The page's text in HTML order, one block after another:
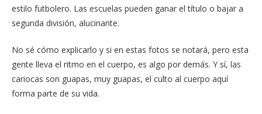
estilo futbolero. Las escuelas pueden ganar el título o bajar a
segunda división, alucinante.
No sé cómo explicarlo y si en estas fotos se notará, pero esta
gente lleva el ritmo en el cuerpo, es algo por demás. Y sí, las
cariocas son guapas, muy guapas, el culto al cuerpo aquí
forma parte de su vida.